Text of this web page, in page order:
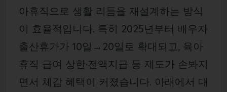
아휴직으로 생활 리듬을 재설계하는 방식
이 효율적입니다. 특히 2025년부터 배우자
출산휴가가 10일→20일로 확대되고, 육아
휴직 급여 상한·전액지급 등 제도가 손봐지
면서 체감 혜택이 커졌습니다. 아래에서 대